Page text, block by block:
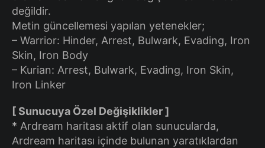
değildir.
Metin güncellemesi yapılan yetenekler;
– Warrior: Hinder, Arrest, Bulwark, Evading, Iron
Skin, Iron Body
– Kurian: Arrest, Bulwark, Evading, Iron Skin,
Iron Linker
[ Sunucuya Özel Değişiklikler ]
* Ardream haritası aktif olan sunucularda,
Ardream haritası içinde bulunan yaratıklardan